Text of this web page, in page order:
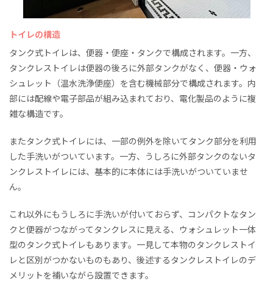
トイレの構造
タンク式トイレは、便器・便座・タンクで構成されます。一方、
タンクレストイレは便器の後ろに外部タンクがなく、便器・ウォ
シュレット（温水洗浄便座）を含む機械部分で構成されます。内
部には配線や電子部品が組み込まれており、電化製品のように複
雑な構造です。
またタンク式トイレには、一部の例外を除いてタンク部分を利用
した手洗いがついています。一方、うしろに外部タンクのないタ
ンクレストイレには、基本的に本体には手洗いがついていませ
ん。
これ以外にもうしろに手洗いが付いておらず、コンパクトなタン
クと便器がつながってタンクレスに見える、ウォシュレット一体
型のタンク式トイレもあります。一見して本物のタンクレストイ
レと区別がつかないものもあり、後述するタンクレストイレのデ
メリットを補いながら設置できます。